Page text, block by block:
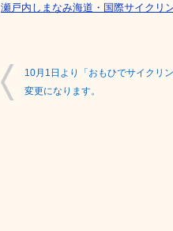
瀬戸内しまなみ海道・国際サイクリ
10月1日より「おもひでサイクリ
変更になります。